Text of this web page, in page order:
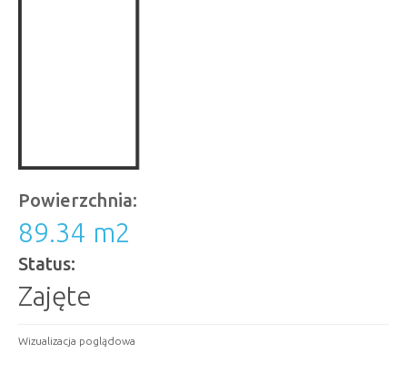
Powierzchnia:
89.34 m2
Status:
Zajęte
Wizualizacja poglądowa